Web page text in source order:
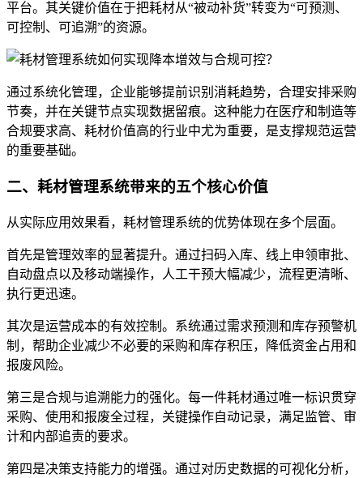
平台。其关键价值在于把耗材从“被动补货”转变为“可预测、
可控制、可追溯”的资源。
通过系统化管理，企业能够提前识别消耗趋势，合理安排采购
节奏，并在关键节点实现数据留痕。这种能力在医疗和制造等
合规要求高、耗材价值高的行业中尤为重要，是支撑规范运营
的重要基础。
二、耗材管理系统带来的五个核心价值
从实际应用效果看，耗材管理系统的优势体现在多个层面。
首先是管理效率的显著提升。通过扫码入库、线上申领审批、
自动盘点以及移动端操作，人工干预大幅减少，流程更清晰、
执行更迅速。
其次是运营成本的有效控制。系统通过需求预测和库存预警机
制，帮助企业减少不必要的采购和库存积压，降低资金占用和
报废风险。
第三是合规与追溯能力的强化。每一件耗材通过唯一标识贯穿
采购、使用和报废全过程，关键操作自动记录，满足监管、审
计和内部追责的要求。
第四是决策支持能力的增强。通过对历史数据的可视化分析，